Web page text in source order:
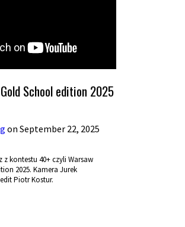
School edition 2025
on September 22, 2025
z kontestu 40+ czyli Warsaw
2025. Kamera Jurek
Piotr Kostur.